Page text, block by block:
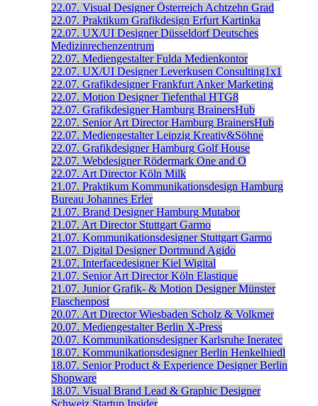
22.07. Visual Designer Österreich Achtzehn Grad
22.07. Praktikum Grafikdesign Erfurt Kartinka
22.07. UX/UI Designer Düsseldorf Deutsches
Medizinrechenzentrum
22.07. Mediengestalter Fulda Medienkontor
22.07. UX/UI Designer Leverkusen Consulting1x1
22.07. Grafikdesigner Frankfurt Anker Marketing
22.07. Motion Designer Tiefenthal HTG8
22.07. Grafikdesigner Hamburg BrainersHub
22.07. Senior Art Director Hamburg BrainersHub
22.07. Mediengestalter Leipzig Kreativ&Söhne
22.07. Grafikdesigner Hamburg Golf House
22.07. Webdesigner Rödermark One and O
22.07. Art Director Köln Milk
21.07. Praktikum Kommunikationsdesign Hamburg
Bureau Johannes Erler
21.07. Brand Designer Hamburg Mutabor
21.07. Art Director Stuttgart Garmo
21.07. Kommunikationsdesigner Stuttgart Garmo
21.07. Digital Designer Dortmund Agido
21.07. Interfacedesigner Kiel Wigital
21.07. Senior Art Director Köln Elastique
21.07. Junior Grafik- & Motion Designer Münster
Flaschenpost
20.07. Art Director Wiesbaden Scholz & Volkmer
20.07. Mediengestalter Berlin X-Press
20.07. Kommunikationsdesigner Karlsruhe Ineratec
18.07. Kommunikationsdesigner Berlin Henkelhiedl
18.07. Senior Product & Experience Designer Berlin
Shopware
18.07. Visual Brand Lead & Graphic Designer
Schweiz Startup Insider